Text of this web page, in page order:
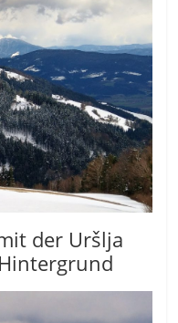
der Uršlja